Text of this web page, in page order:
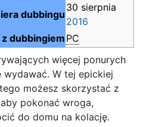
dubbingu
30 sierpnia
2016
dubbingiemPC
więcej ponurych
wydawać. W tej epickiej
możesz skorzystać z
pokonać wroga,
do domu na kolację.